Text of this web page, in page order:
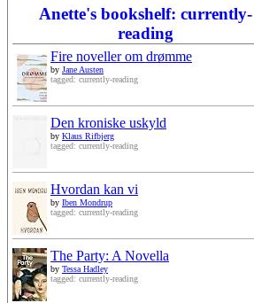
Anette's bookshelf: currently-
reading
Fire noveller om drømme
by Jane Austen
tagged: currently-reading
Den kroniske uskyld
by Klaus Rifbjerg
tagged: currently-reading
Hvordan kan vi
by Iben Mondrup
tagged: currently-reading
The Party: A Novella
by Tessa Hadley
tagged: currently-reading